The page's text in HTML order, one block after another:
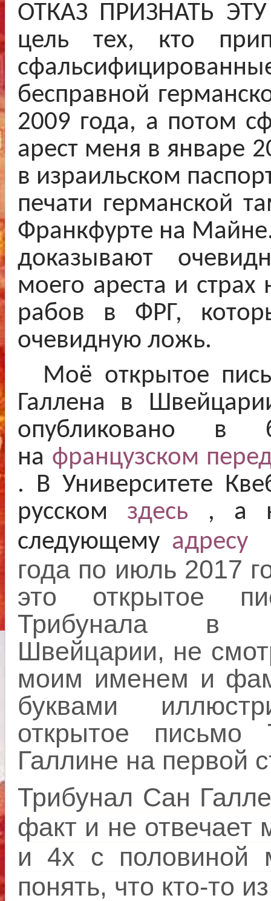
ОТКАЗ ПРИЗНАТЬ
цель тех, кто
бесправной
2009 года, а потом
арест меня в январе
в израильском
печати германской
Франкфурте на
доказывают
моего ареста и страх
рабов в ФРГ,
очевидную ложь.
Моё открытое
Галлена в
опубликовано в
на французском
. В Университете
русском здесь , а
следующему адресу
года по июль 2017
это открытое
Трибунала в
Швейцарии, не
моим именем и
буквами
открытое
Галлине на первой
Трибунал Сан
факт и не отвечает
и 4х с половиной
понять, что кто-то